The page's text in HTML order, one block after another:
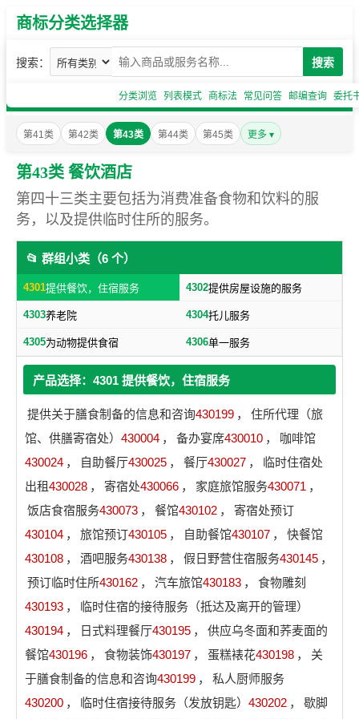
商标分类选择器
搜索： 搜索
分类浏览 列表模式 商标法 常见问答 邮编查询 委托
第41类 第42类 第43类 第44类 第45类 更多 ▾
第43类 餐饮酒店
第四十三类主要包括为消费准备食物和饮料的服
务，以及提供临时住所的服务。
📂 群组小类（6 个）
4301提供餐饮，住宿服务 4302提供房屋设施的服务
4303养老院 4304托儿服务
4305为动物提供食宿 4306单一服务
产品选择：4301 提供餐饮，住宿服务
提供关于膳食制备的信息和咨询430199 ，
住所代理（旅
馆、供膳寄宿处） 430004 ， 备办宴席430010 ，
咖啡馆
430024 ， 自助餐厅430025 ， 餐厅430027 ，
临时住宿处
出租430028 ， 寄宿处430066 ， 家庭旅馆服务430071 ，
饭店食宿服务430073 ， 餐馆430102 ，
寄宿处预订
430104 ， 旅馆预订430105 ， 自助餐馆430107 ，
快餐馆
430108 ， 酒吧服务430138 ， 假日野营住宿服务430145 ，
预订临时住所430162 ， 汽车旅馆430183 ，
食物雕刻
430193 ，
临时住宿的接待服务（抵达及离开的管理）
430194 ， 日式料理餐厅430195 ，
供应乌冬面和荞麦面的
餐馆430196 ， 食物装饰430197 ， 蛋糕裱花430198 ，
关
于膳食制备的信息和咨询430199 ，
私人厨师服务
430200 ， 临时住宿接待服务（发放钥匙） 430202 ，
歇脚